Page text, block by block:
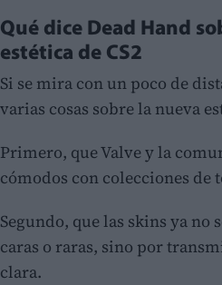
Qué dice Dead Hand
estética de CS2
Si se mira con un poco de
varias cosas sobre la nueva
Primero, que Valve y la
cómodos con colecciones de
Segundo, que las skins ya
caras o raras, sino por
clara.